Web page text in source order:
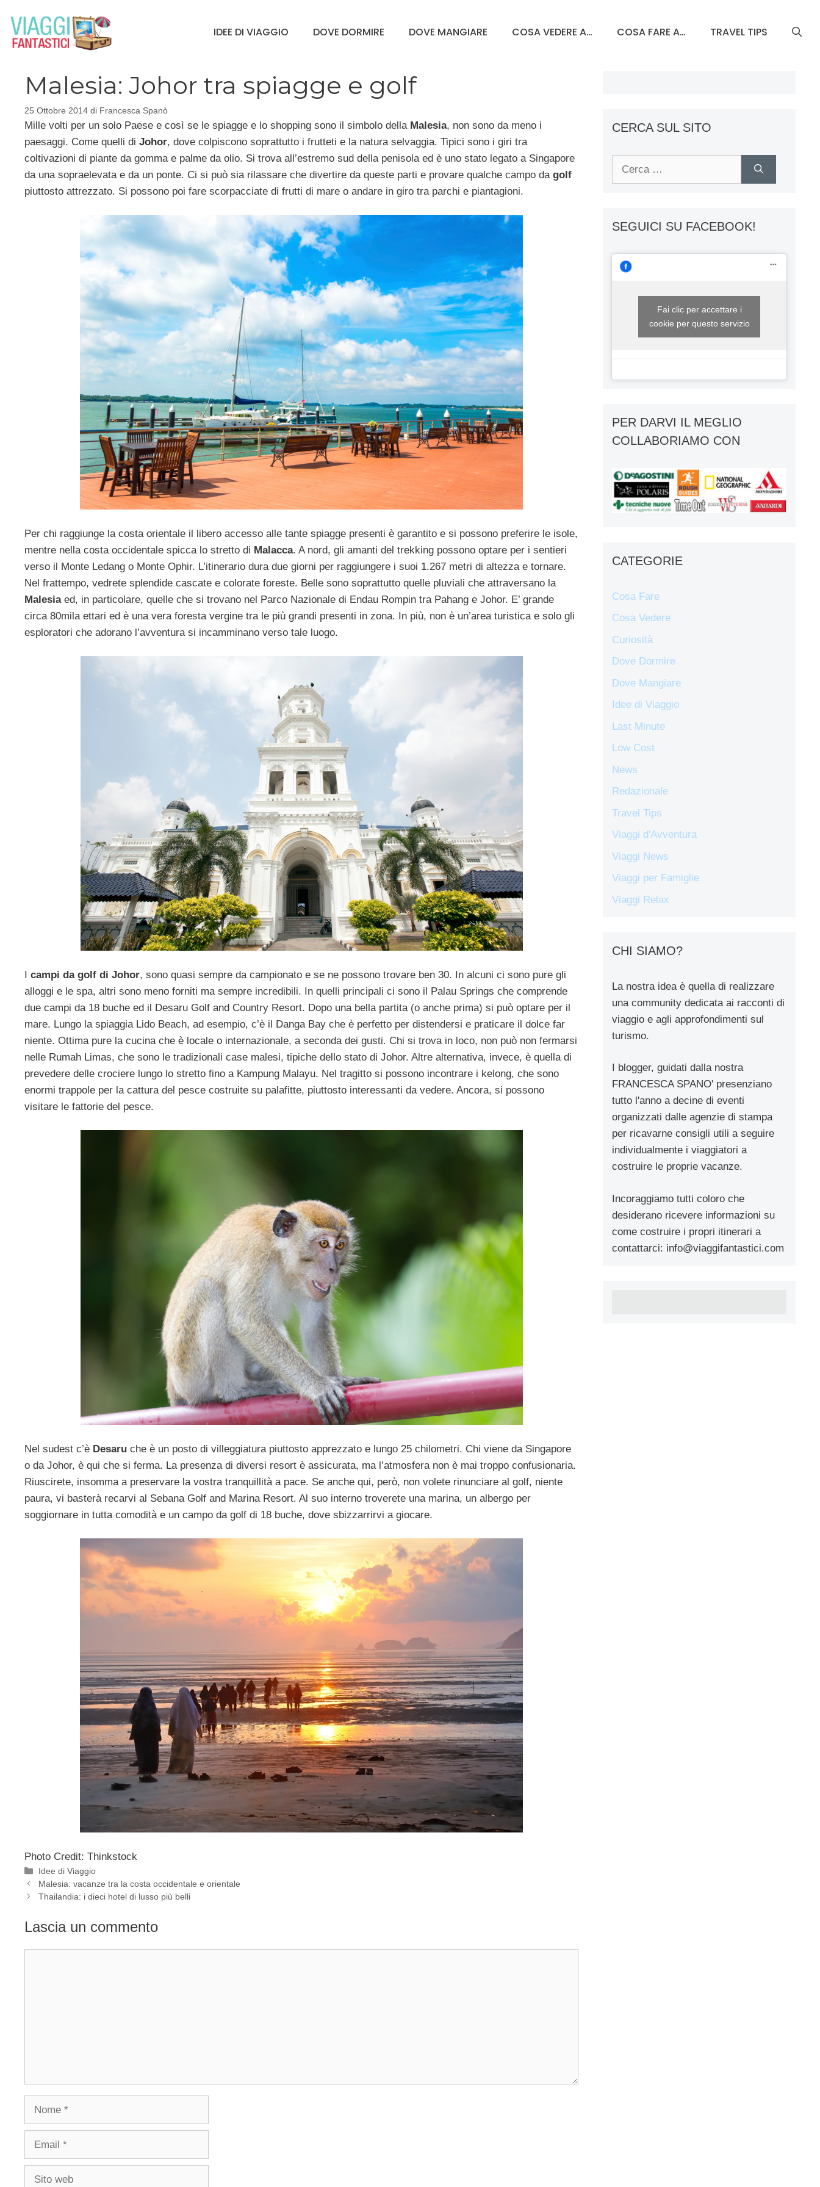
contenuto
IDEE DI VIAGGIO DOVE DORMIRE DOVE MANGIARE COSA VEDERE A… COSA FARE A… TRAVEL TIPS
Malesia: Johor tra spiagge e golf
25 Ottobre 2014 di Francesca Spanò
Mille volti per un solo Paese e così se le spiagge e lo shopping sono il simbolo della Malesia, non sono da meno i
paesaggi. Come quelli di Johor, dove colpiscono soprattutto i frutteti e la natura selvaggia. Tipici sono i giri tra
coltivazioni di piante da gomma e palme da olio. Si trova all’estremo sud della penisola ed è uno stato legato a Singapore
da una sopraelevata e da un ponte. Ci si può sia rilassare che divertire da queste parti e provare qualche campo da golf
piuttosto attrezzato. Si possono poi fare scorpacciate di frutti di mare o andare in giro tra parchi e piantagioni.
Per chi raggiunge la costa orientale il libero accesso alle tante spiagge presenti è garantito e si possono preferire le isole,
mentre nella costa occidentale spicca lo stretto di Malacca. A nord, gli amanti del trekking possono optare per i sentieri
verso il Monte Ledang o Monte Ophir. L’itinerario dura due giorni per raggiungere i suoi 1.267 metri di altezza e tornare.
Nel frattempo, vedrete splendide cascate e colorate foreste. Belle sono soprattutto quelle pluviali che attraversano la
Malesiaed, in particolare, quelle che si trovano nel Parco Nazionale di Endau Rompin tra Pahang e Johor. E’ grande
circa 80mila ettari ed è una vera foresta vergine tra le più grandi presenti in zona. In più, non è un’area turistica e solo gli
esploratori che adorano l’avventura si incamminano verso tale luogo.
I campi da golf di Johor, sono quasi sempre da campionato e se ne possono trovare ben 30. In alcuni ci sono pure gli
alloggi e le spa, altri sono meno forniti ma sempre incredibili. In quelli principali ci sono il Palau Springs che comprende
due campi da 18 buche ed il Desaru Golf and Country Resort. Dopo una bella partita (o anche prima) si può optare per il
mare. Lungo la spiaggia Lido Beach, ad esempio, c’è il Danga Bay che è perfetto per distendersi e praticare il dolce far
niente. Ottima pure la cucina che è locale o internazionale, a seconda dei gusti. Chi si trova in loco, non può non fermarsi
nelle Rumah Limas, che sono le tradizionali case malesi, tipiche dello stato di Johor. Altre alternativa, invece, è quella di
prevedere delle crociere lungo lo stretto fino a Kampung Malayu. Nel tragitto si possono incontrare i kelong, che sono
enormi trappole per la cattura del pesce costruite su palafitte, piuttosto interessanti da vedere. Ancora, si possono
visitare le fattorie del pesce.
Nel sudest c’è Desaru che è un posto di villeggiatura piuttosto apprezzato e lungo 25 chilometri. Chi viene da Singapore
o da Johor, è qui che si ferma. La presenza di diversi resort è assicurata, ma l’atmosfera non è mai troppo confusionaria.
Riuscirete, insomma a preservare la vostra tranquillità a pace. Se anche qui, però, non volete rinunciare al golf, niente
paura, vi basterà recarvi al Sebana Golf and Marina Resort. Al suo interno troverete una marina, un albergo per
soggiornare in tutta comodità e un campo da golf di 18 buche, dove sbizzarrirvi a giocare.
Photo Credit: Thinkstock
Categorie
Idee di Viaggio
Malesia: vacanze tra la costa occidentale e orientale
Thailandia: i dieci hotel di lusso più belli
Lascia un commento
Nome
Email
Sito
CERCA SUL SITO
SEGUICI SU FACEBOOK!
Fai clic per accettare i
cookie per questo servizio
PER DARVI IL MEGLIO
COLLABORIAMO CON
CATEGORIE
Cosa Fare
Cosa Vedere
Curiosità
Dove Dormire
Dove Mangiare
Idee di Viaggio
Last Minute
Low Cost
News
Redazionale
Travel Tips
Viaggi d'Avventura
Viaggi News
Viaggi per Famiglie
Viaggi Relax
CHI SIAMO?
La nostra idea è quella di realizzare
una community dedicata ai racconti di
viaggio e agli approfondimenti sul
turismo.
I blogger, guidati dalla nostra
FRANCESCA SPANO' presenziano
tutto l'anno a decine di eventi
organizzati dalle agenzie di stampa
per ricavarne consigli utili a seguire
individualmente i viaggiatori a
costruire le proprie vacanze.
Incoraggiamo tutti coloro che
desiderano ricevere informazioni su
come costruire i propri itinerari a
contattarci: info@viaggifantastici.com